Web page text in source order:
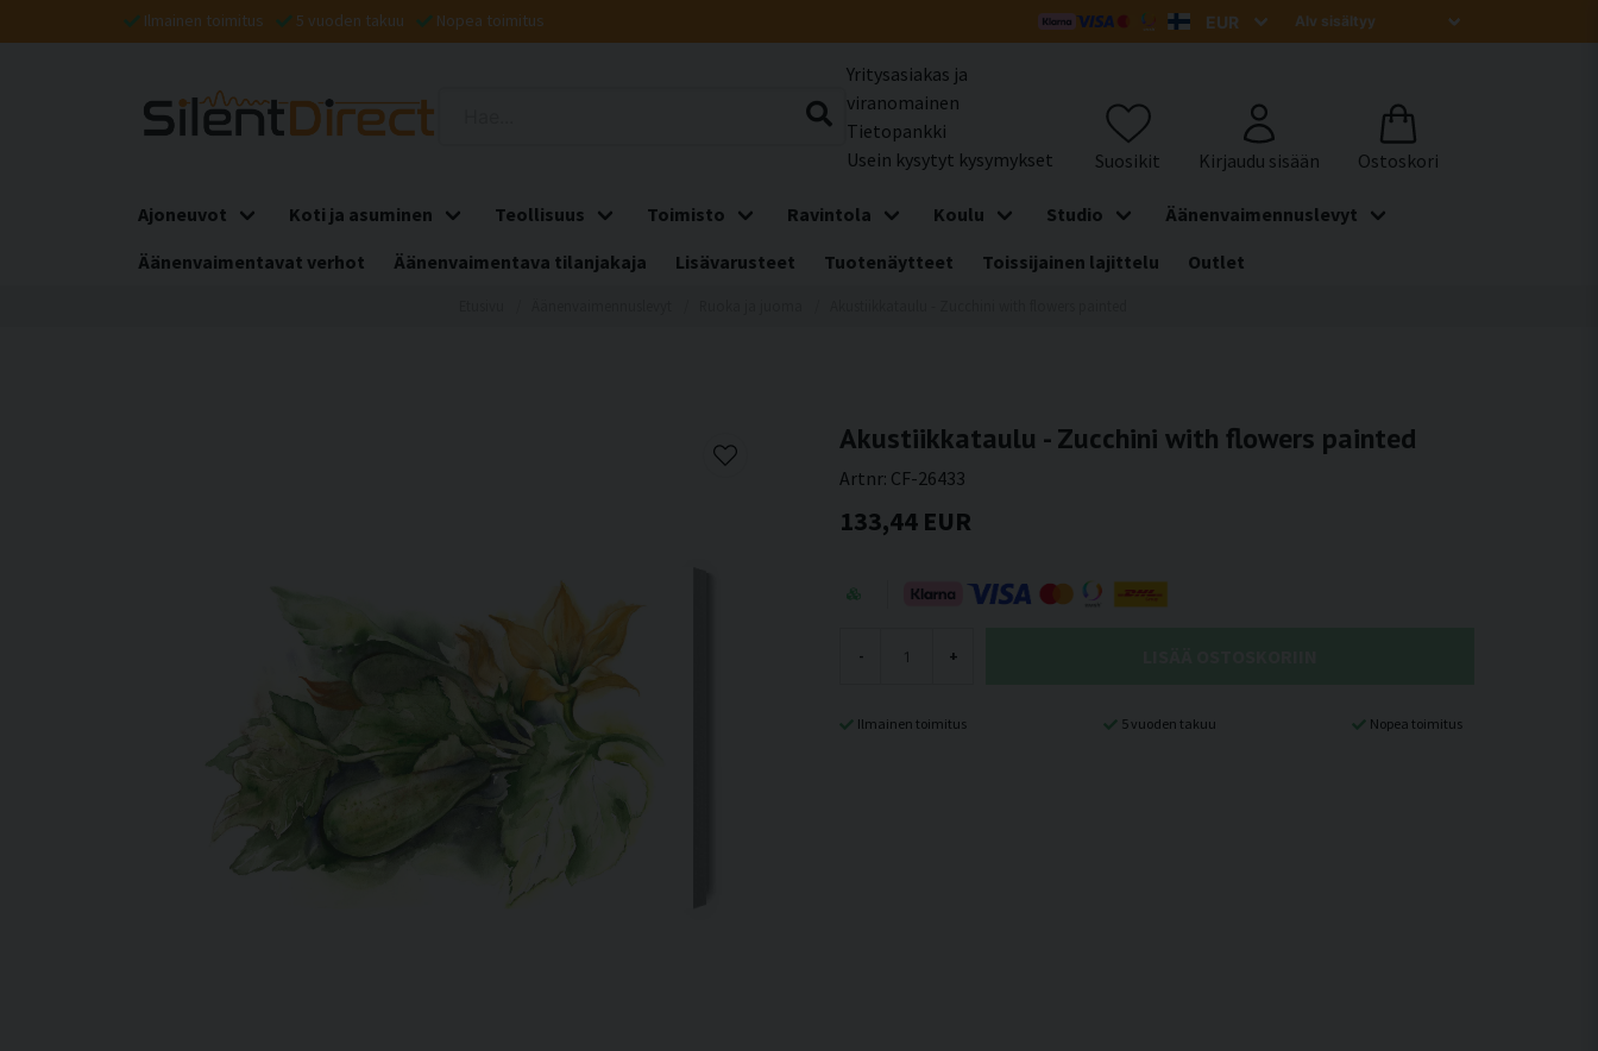
Ilmainen toimitus 5 vuoden takuu Nopea toimitus
Yritysasiakas ja
viranomainen
Tietopankki
Usein kysytyt kysymykset
Ajoneuvot Koti ja asuminen Teollisuus Toimisto Ravintola Koulu Studio
Äänenvaimennuslevyt
Äänenvaimentavat verhot
Äänenvaimentava tilanjakaja Lisävarusteet Tuotenäytteet Toissijainen lajittelu Outlet
Akustiikkataulu - Zucchini with flowers painted
Artnr: CF-26433
133,44 EUR
- +
Ilmainen toimitus 5 vuoden takuu Nopea toimitus